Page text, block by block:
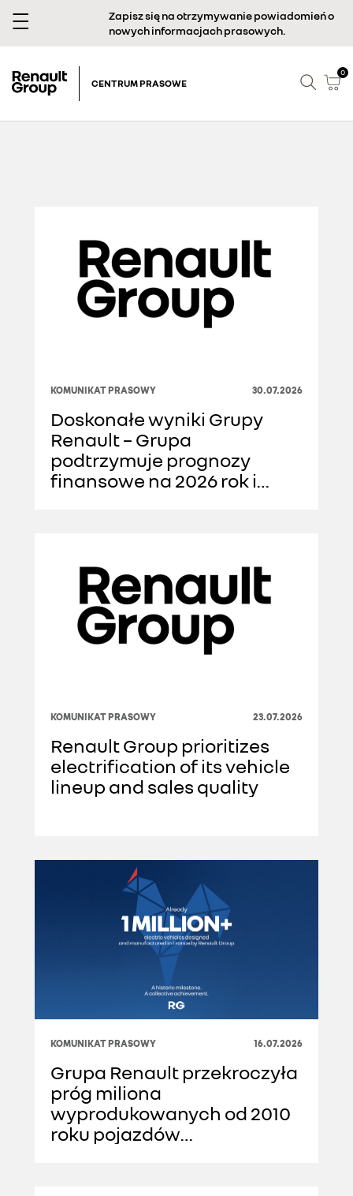
Zapisz się na otrzymywanie powiadomień o
nowych informacjach prasowych.
CENTRUM PRASOWE
0
KOMUNIKAT PRASOWY 30.07.2026
Doskonałe wyniki Grupy
Renault – Grupa
podtrzymuje prognozy
finansowe na 2026 rok i
KOMUNIKAT PRASOWY 23.07.2026
Renault Group prioritizes
electrification of its vehicle
lineup and sales quality
KOMUNIKAT PRASOWY 16.07.2026
Grupa Renault przekroczyła
próg miliona
wyprodukowanych od 2010
roku pojazdów